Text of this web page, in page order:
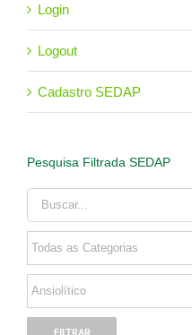
Login
Logout
Cadastro SEDAP
Pesquisa Filtrada SEDAP